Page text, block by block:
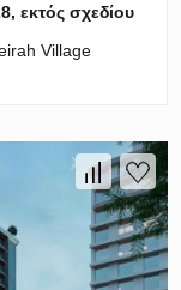
εκτός σχεδίου
Village